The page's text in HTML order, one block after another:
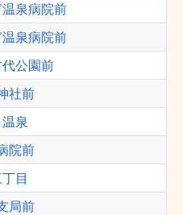
泉病院前
泉病院前
公園前
社前
泉
院前
目
局前